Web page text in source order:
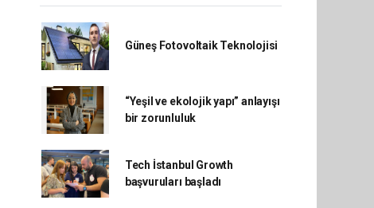
Güneş Fotovoltaik Teknolojisi
“Yeşil ve ekolojik yapı” anlayışı
bir zorunluluk
Tech İstanbul Growth
başvuruları başladı